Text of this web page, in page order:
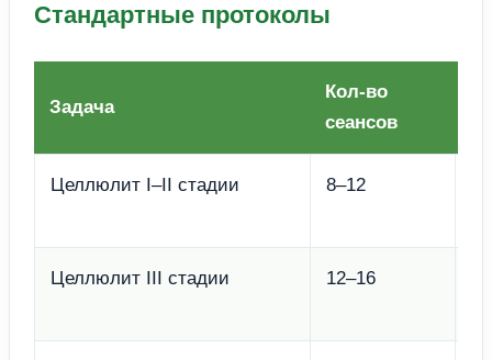
Стандартные протоколы
Задача
Кол-во
сеансов
Целлюлит I–II стадии 8–12
Целлюлит III стадии 12–16